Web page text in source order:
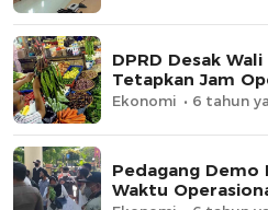
DPRD Desak
Tetapkan Jam
Ekonomi 6 tahun
Pedagang
Waktu